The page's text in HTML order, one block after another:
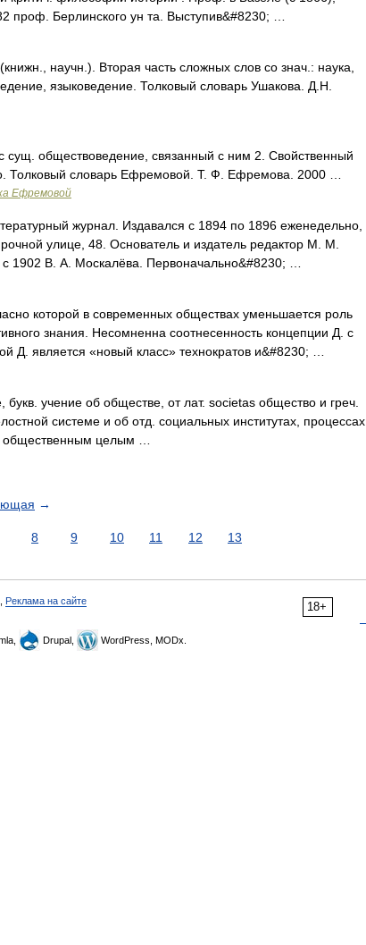
проф. Берлинского ун та. Выступив&#8230; …
научн.). Вторая часть сложных слов со знач.: наука,
языковедение. Толковый словарь Ушакова. Д.Н.
сущ. обществоведение, связанный с ним 2. Свойственный
Толковый словарь Ефремовой. Т. Ф. Ефремова. 2000 …
Ефремовой
журнал. Издавался с 1894 по 1896 еженедельно,
улице, 48. Основатель и издатель редактор М. М.
1902 В. А. Москалёва. Первоначально&#8230; …
которой в современных обществах уменьшается роль
знания. Несомненна соотнесенность концепции Д. с
Д. является «новый класс» технократов и&#8230; …
учение об обществе, от лат. societas общество и греч.
системе и об отд. социальных институтах, процессах
общественным целым …
→
8 9 10 11 12 13
18+
Реклама на сайте
Drupal, WordPress, MODx.